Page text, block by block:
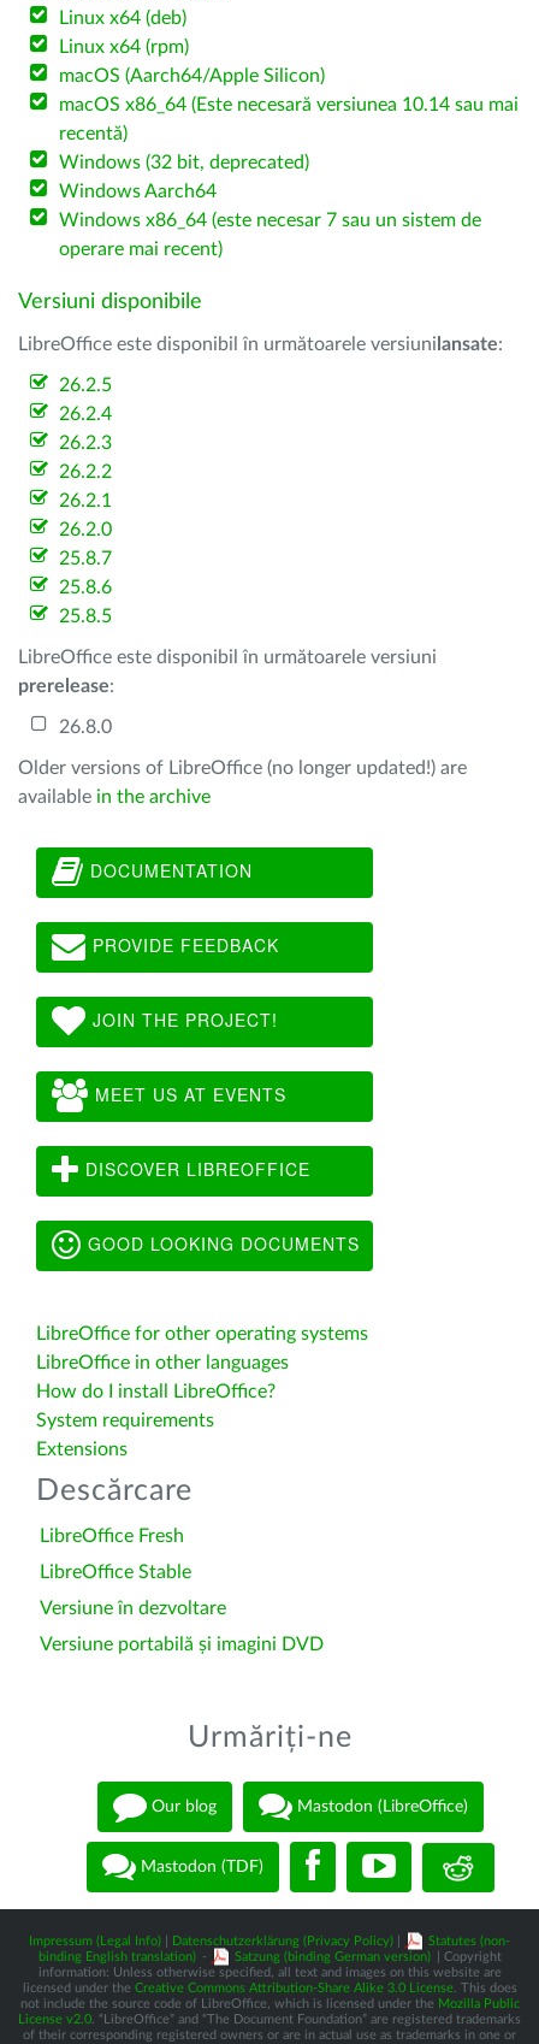
Linux x64 (deb)
Linux x64 (rpm)
macOS (Aarch64/Apple Silicon)
macOS x86_64 (Este necesară versiunea 10.14 sau mai
recentă)
Windows (32 bit, deprecated)
Windows Aarch64
Windows x86_64 (este necesar 7 sau un sistem de
operare mai recent)
Versiuni disponibile
LibreOffice este disponibil în următoarele versiuni lansate:
26.2.5
26.2.4
26.2.3
26.2.2
26.2.1
26.2.0
25.8.7
25.8.6
25.8.5
LibreOffice este disponibil în următoarele versiuni
prerelease:
26.8.0
Older versions of LibreOffice (no longer updated!) are
available in the archive
DOCUMENTATION
PROVIDE FEEDBACK
JOIN THE PROJECT!
MEET US AT EVENTS
DISCOVER LIBREOFFICE
GOOD LOOKING DOCUMENTS
LibreOffice for other operating systems
LibreOffice in other languages
How do I install LibreOffice?
System requirements
Extensions
Descărcare
LibreOffice Fresh
LibreOffice Stable
Versiune în dezvoltare
Versiune portabilă și imagini DVD
Urmăriți-ne
Our blog Mastodon (LibreOffice)
Mastodon (TDF)
Impressum (Legal Info) Datenschutzerklärung (Privacy Policy)
Statutes (non-
binding English translation) - Satzung (binding German version)
| Copyright
information: Unless otherwise specified, all text and images on this website are
licensed under the Creative Commons Attribution-Share Alike 3.0 License. This does
not include the source code of LibreOffice, which is licensed under the Mozilla Public
License v2.0 . “LibreOffice” and “The Document Foundation” are registered trademarks
of their corresponding registered owners or are in actual use as trademarks in one or